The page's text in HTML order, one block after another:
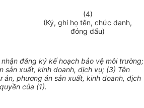
(4)
(Ký, ghi họ tên, chức danh,
đóng dấu)
nhận đăng ký kế hoạch bảo vệ môi trường;
sản xuất, kinh doanh, dịch vụ; (3) Tên
án, phương án sản xuất, kinh doanh, dịch
của (1).